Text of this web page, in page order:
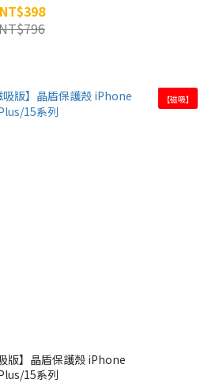
NT$398
版】晶盾保護殼 iPhone
15系列
【磁吸】